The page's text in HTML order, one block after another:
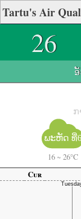
Tartu's Air
26
ພະຫັດ ທີ່6
16 ~ 26°C
Cur